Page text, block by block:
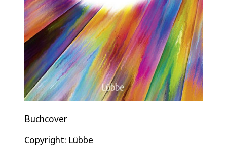
Buchcover
Copyright: Lübbe